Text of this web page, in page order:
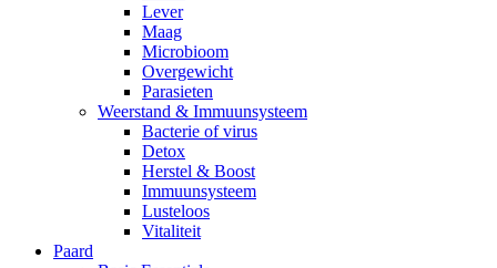
Lever
Maag
Microbioom
Overgewicht
Parasieten
Weerstand & Immuunsysteem
Bacterie of virus
Detox
Herstel & Boost
Immuunsysteem
Lusteloos
Vitaliteit
Paard